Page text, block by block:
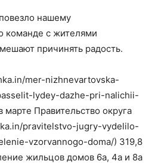
нашему
команде с жителями
причинять радость.
mer-nizhnevartovska-
lydey-dazhe-pri-nalichii-
Правительство округа
pravitelstvo-jugry-vydelilo-
vzorvannogo-doma/) 319,8
жильцов домов 6а, 4а и 8а